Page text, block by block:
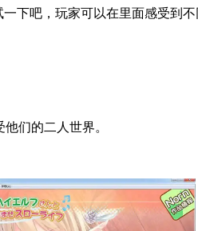
下吧，玩家可以在里面感受到
们的二人世界。